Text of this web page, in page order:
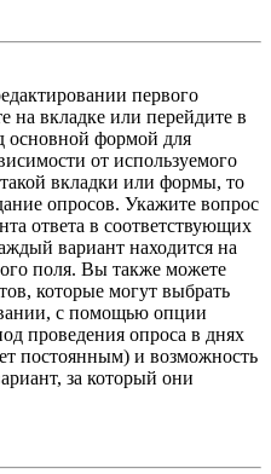
первого
на вкладке или перейдите в
основной формой для
от используемого
вкладки или формы, то
опросов. Укажите вопрос
ответа в соответствующих
вариант находится на
поля. Вы также можете
которые могут выбрать
с помощью опции
проведения опроса в днях
постоянным) и возможность
за который они